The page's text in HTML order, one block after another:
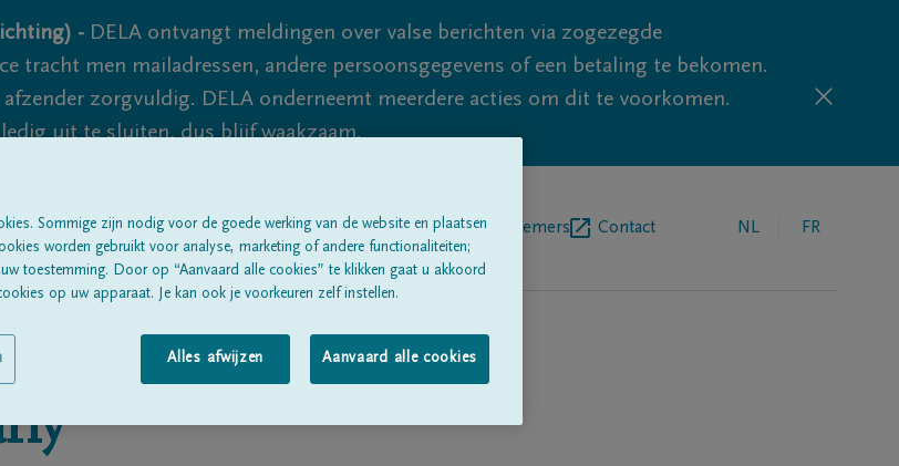
- DELA ontvangt meldingen over valse berichten via zogezegde
tracht men mailadressen, andere persoonsgegevens of een betaling te bekomen.
zorgvuldig. DELA onderneemt meerdere acties om dit te voorkomen.
uit te sluiten, dus blijf waakzaam.
Alle rouwberichtenOver onsBegrafenisondernemers Contact NL FR
Sommige zijn nodig voor de goede werking van de website en plaatsen
worden gebruikt voor analyse, marketing of andere functionaliteiten;
toestemming. Door op “Aanvaard alle cookies” te klikken gaat u akkoord
op uw apparaat. Je kan ook je voorkeuren zelf instellen.
Alles afwijzen Aanvaard alle cookies